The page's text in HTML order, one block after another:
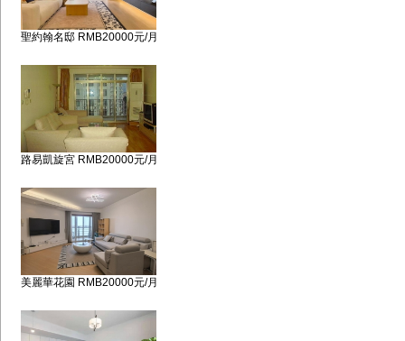
聖約翰名邸 RMB20000元/月
路易凱旋宮 RMB20000元/月
美麗華花園 RMB20000元/月